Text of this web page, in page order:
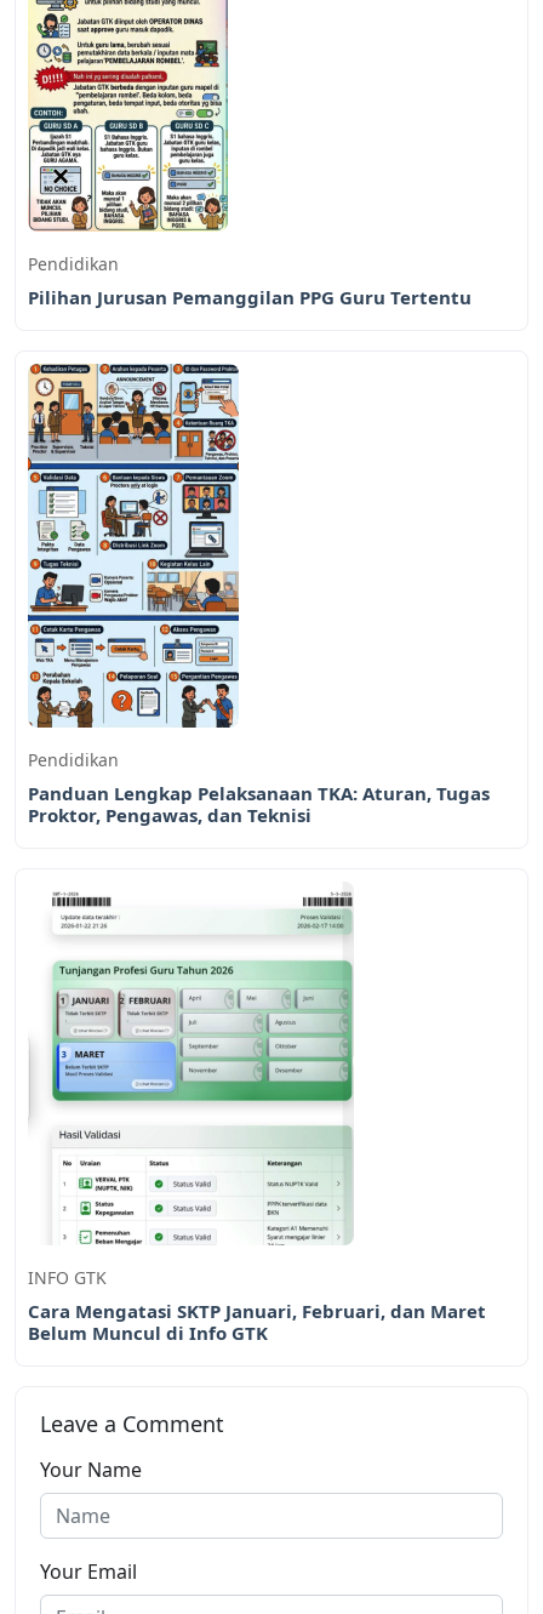
Pendidikan
Pilihan Jurusan Pemanggilan PPG Guru Tertentu
Pendidikan
Panduan Lengkap Pelaksanaan TKA: Aturan, Tugas
Proktor, Pengawas, dan Teknisi
INFO GTK
Cara Mengatasi SKTP Januari, Februari, dan Maret
Belum Muncul di Info GTK
Leave a Comment
Your Name
Your Email